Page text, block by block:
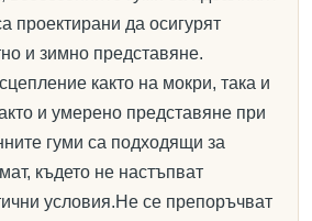
проектирани да осигурят
и зимно представяне.
както на мокри, така и
и умерено представяне при
гуми са подходящи за
където не настъпват
условия.Не се препоръчват